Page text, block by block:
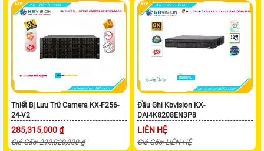
Thiết Bị Lưu Trữ Camera KX-F256-
24-V2
285,315,000 ₫
Giá Gốc: 290,820,000 ₫
Đầu Ghi Kbvision KX-
DAi4K8208EN3P8
LIÊN HỆ
Giá Gốc: LIÊN HỆ